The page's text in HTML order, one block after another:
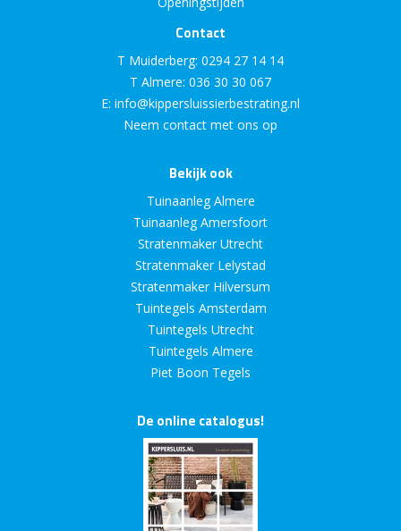
Contact
T Muiderberg: 0294 27 14 14
T Almere: 036 30 30 067
E: info@kippersluissierbestrating.nl
Neem contact met ons op
Bekijk ook
Tuinaanleg Almere
Tuinaanleg Amersfoort
Stratenmaker Utrecht
Stratenmaker Lelystad
Stratenmaker Hilversum
Tuintegels Amsterdam
Tuintegels Utrecht
Tuintegels Almere
Piet Boon Tegels
De online catalogus!